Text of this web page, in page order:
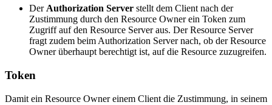
Der Authorization Server stellt dem Client nach der
Zustimmung durch den Resource Owner ein Token zum
Zugriff auf den Resource Server aus. Der Resource Server
fragt zudem beim Authorization Server nach, ob der Resource
Owner überhaupt berechtigt ist, auf die Resource zuzugreifen.
Token
Damit ein Resource Owner einem Client die Zustimmung, in seinem